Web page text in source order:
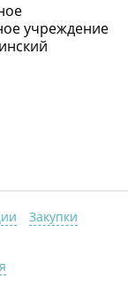
учреждение
Закупки